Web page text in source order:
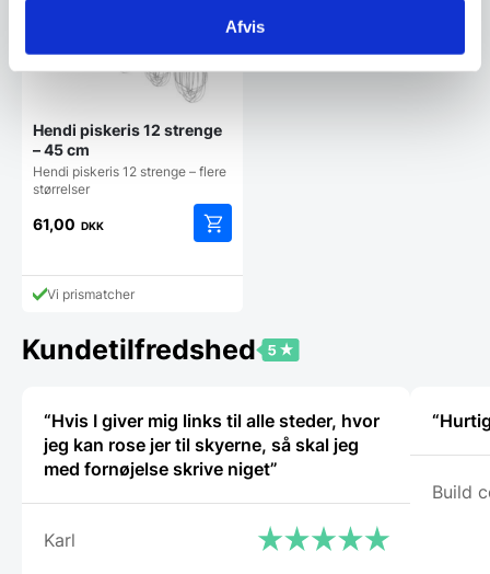
Afvis
Hendi piskeris 12 strenge
– 45 cm
Hendi piskeris 12 strenge – flere
størrelser
61,00 DKK
Vi prismatcher
Kundetilfredshed
“Hvis I giver mig links til alle steder, hvor
jeg kan rose jer til skyerne, så skal jeg
med fornøjelse skrive niget”
Karl
Build